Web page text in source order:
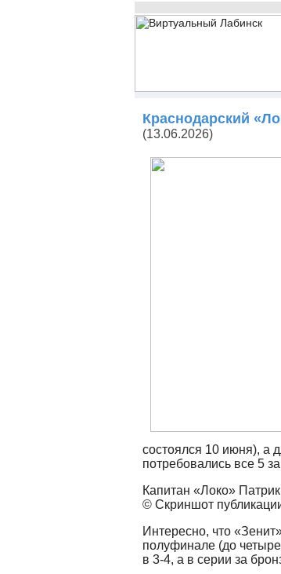
Краснодарский
(13.06.2026)
состоялся 10 июня), а
потребовались все 5
Капитан «Локо»
© Скриншот
Интересно, что
полуфинале (до
в 3-4, а в серии за